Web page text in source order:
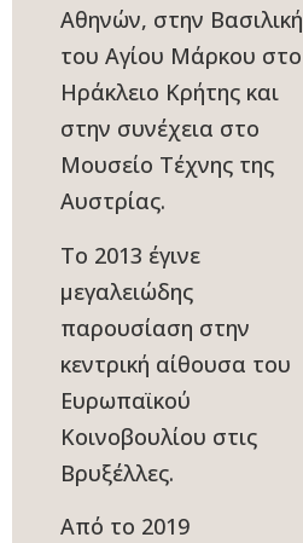
Αθηνών, στην Βασιλική
του Αγίου Μάρκου στο
Ηράκλειο Κρήτης και
στην συνέχεια στο
Μουσείο Τέχνης της
Αυστρίας.
Το 2013 έγινε
μεγαλειώδης
παρουσίαση στην
κεντρική αίθουσα του
Ευρωπαϊκού
Κοινοβουλίου στις
Βρυξέλλες.
Από το 2019